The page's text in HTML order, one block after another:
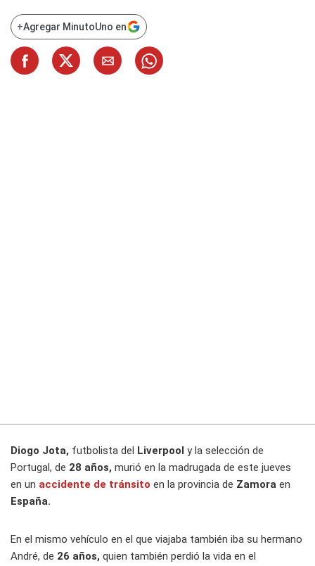
+Agregar MinutoUno en
Diogo Jota, futbolista del Liverpool y la selección de
Portugal, de 28 años, murió en la madrugada de este jueves
en un accidente de tránsito en la provincia de Zamora en
España.
En el mismo vehículo en el que viajaba también iba su hermano
André, de 26 años, quien también perdió la vida en el